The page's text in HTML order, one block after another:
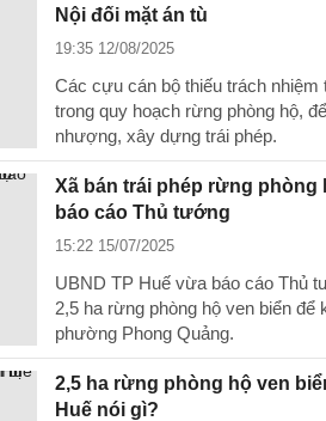
Nội đối mặt án tù
19:35 12/08/2025
Các cựu cán bộ thiếu trách
trong quy hoạch rừng phòng hộ,
nhượng, xây dựng trái phép.
Xã bán trái phép rừng
báo cáo Thủ tướng
15:22 15/07/2025
UBND TP Huế vừa báo cáo Thủ
2,5 ha rừng phòng hộ ven biển
phường Phong Quảng.
2,5 ha rừng phòng hộ ven
Huế nói gì?